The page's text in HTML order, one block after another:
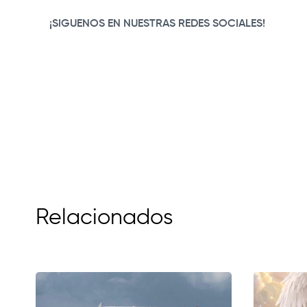
¡SIGUENOS EN NUESTRAS REDES SOCIALES!
Relacionados